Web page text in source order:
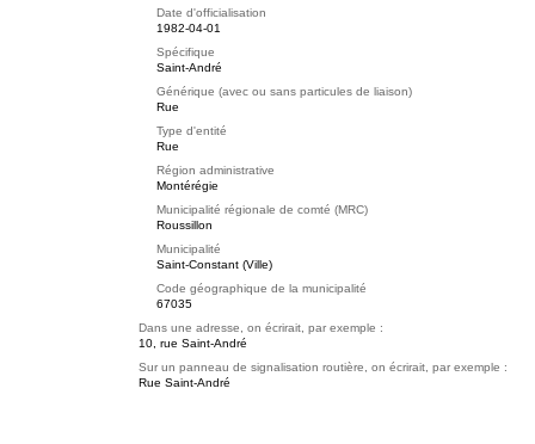
Date d'officialisation
1982-04-01
Spécifique
Saint-André
Générique (avec ou sans particules de liaison)
Rue
Type d'entité
Rue
Région administrative
Montérégie
Municipalité régionale de comté (MRC)
Roussillon
Municipalité
Saint-Constant (Ville)
Code géographique de la municipalité
67035
Dans une adresse, on écrirait, par exemple :
10, rue Saint-André
Sur un panneau de signalisation routière, on écrirait, par exemple :
Rue Saint-André